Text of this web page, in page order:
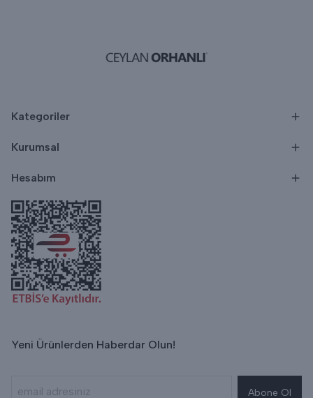
Kategoriler
Kurumsal
Hesabım
Yeni Ürünlerden Haberdar Olun!
Abone Ol